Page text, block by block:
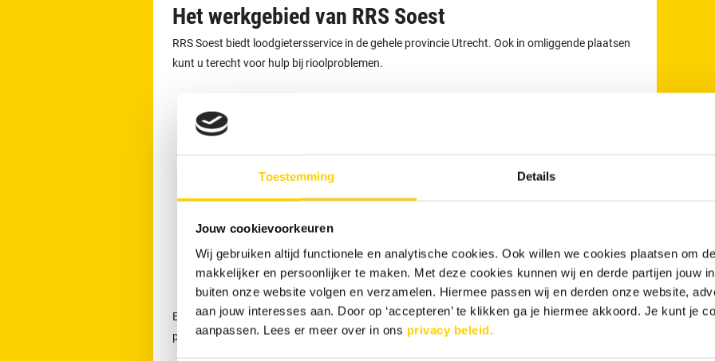
Toestemming Details
Jouw cookievoorkeuren
Wij gebruiken altijd functionele en analytische cookies. Ook willen we cookies plaatsen om
makkelijker en persoonlijker te maken. Met deze cookies kunnen wij en derde partijen jouw
buiten onze website volgen en verzamelen. Hiermee passen wij en derden onze website,
aan jouw interesses aan. Door op ‘accepteren’ te klikken ga je hiermee akkoord. Je kunt je
aanpassen. Lees er meer over in ons privacy beleid.
Het werkgebied van RRS Soest
RRS Soest biedt loodgietersservice in de gehele provincie Utrecht. Ook in omliggende plaatsen
kunt u terecht voor hulp bij rioolproblemen.
Amersfoort
Blaricum
Woudenberg
Een afspraak voor het ontstoppen van uw afvoermaakt u eenvoudig online . Ook kunt u 24 uur
per dag telefonisch contact opnemen via088 - 030 13 13